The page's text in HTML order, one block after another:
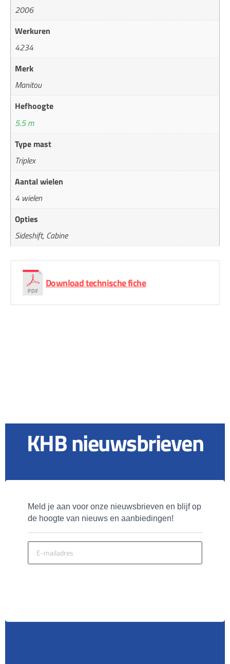
2006
Werkuren
4234
Merk
Manitou
Hefhoogte
5.5 m
Type mast
Triplex
Aantal wielen
4 wielen
Opties
Sideshift, Cabine
Download technische fiche
KHB nieuwsbrieven
Meld je aan voor onze nieuwsbrieven en blijf op
de hoogte van nieuws en aanbiedingen!